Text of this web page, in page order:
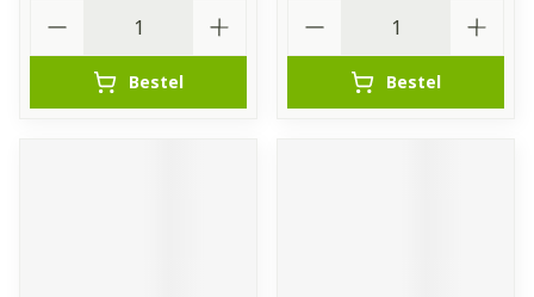
Bestel Bestel